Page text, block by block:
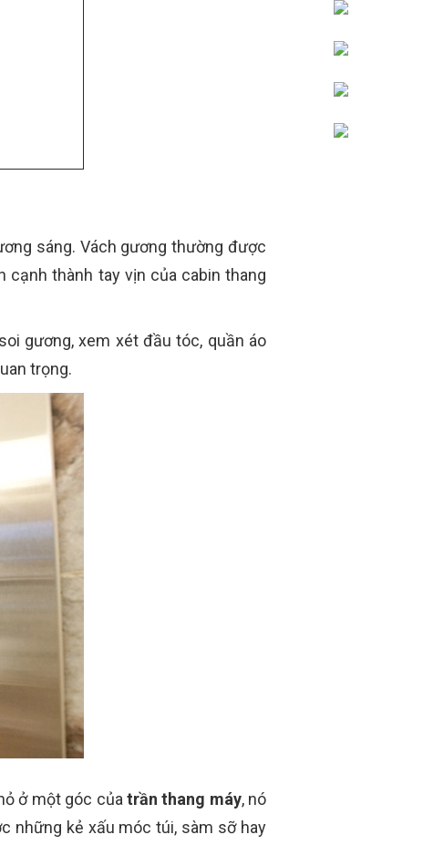
sáng. Vách gương thường được
cạnh thành tay vịn của cabin thang
gương, xem xét đầu tóc, quần áo
trọng.
ở một góc của trần thang máy, nó
những kẻ xấu móc túi, sàm sỡ hay